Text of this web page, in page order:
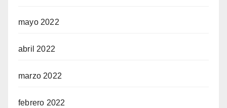
mayo 2022
abril 2022
marzo 2022
febrero 2022